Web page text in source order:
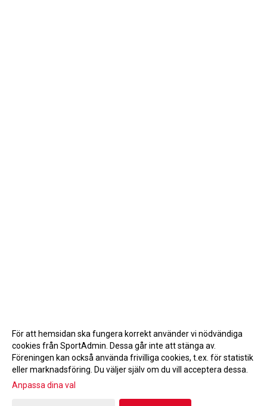
Gå till Webbversion
För att hemsidan ska fungera korrekt använder vi nödvändiga
cookies från SportAdmin. Dessa går inte att stänga av.
Föreningen kan också använda frivilliga cookies, t.ex. för statistik
eller marknadsföring. Du väljer själv om du vill acceptera dessa.
Anpassa dina val